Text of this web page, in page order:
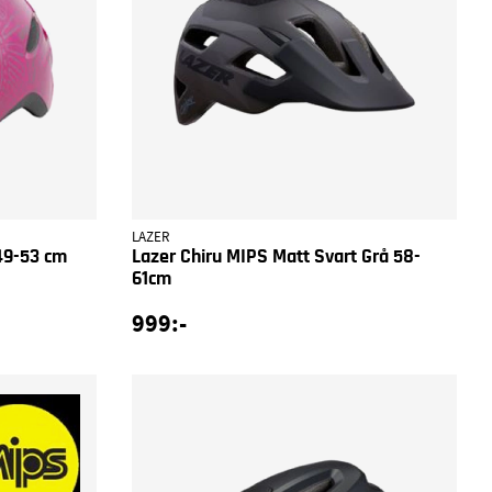
53 cm
LAZER
Lazer Chiru MIPS Matt Svart Grå 58-
61cm
999:-